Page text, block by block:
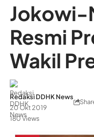
Jokowi-
Resmi
Wakil
Redaksi DDHK News
20 Okt 2019
180 Views